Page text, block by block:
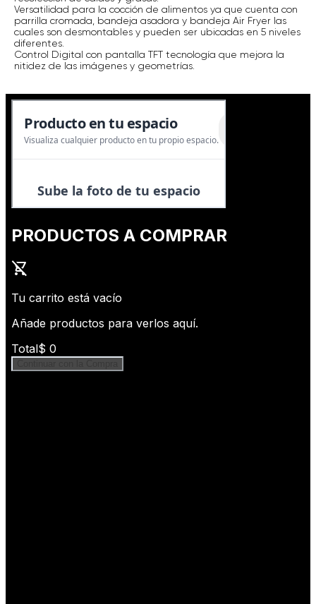
Versatilidad para la cocción de alimentos ya que cuenta con
parrilla cromada, bandeja asadora y bandeja Air Fryer las
cuales son desmontables y pueden ser ubicadas en 5 niveles
diferentes.
Control Digital con pantalla TFT tecnología que mejora la
nitidez de las imágenes y geometrías.